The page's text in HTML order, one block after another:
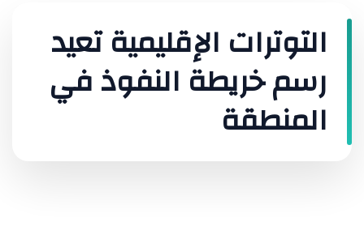
التوترات الإقليمية تعيد
رسم خريطة النفوذ في
المنطقة